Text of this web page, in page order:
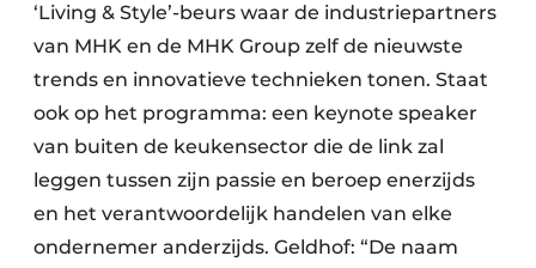
‘Living & Style’-beurs waar de industriepartners
van MHK en de MHK Group zelf de nieuwste
trends en innovatieve technieken tonen. Staat
ook op het programma: een keynote speaker
van buiten de keukensector die de link zal
leggen tussen zijn passie en beroep enerzijds
en het verantwoordelijk handelen van elke
ondernemer anderzijds. Geldhof: “De naam